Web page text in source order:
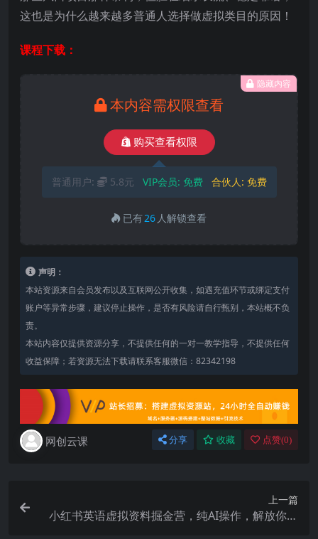
这也是为什么越来越多普通人选择做虚拟类目的原因！
课程下载：
隐藏内容
本内容需权限查看
购买查看权限
普通用户: 5.8元 VIP会员: 免费 合伙人: 免费
已有26 人解锁查看
声明：
本站资源来自会员发布以及互联网公开收集，如遇充值环节或绑定支付
账户等异常步骤，建议停止操作，是否有风险请自行甄别，本站概不负
责。
本站内容仅提供资源分享，不提供任何的一对一教学指导，不提供任何
收益保障；若资源无法下载请联系客服微信：82342198
网创云课 分享 收藏 点赞(0)
上一篇
小红书英语虚拟资料掘金营，纯AI操作，解放你的